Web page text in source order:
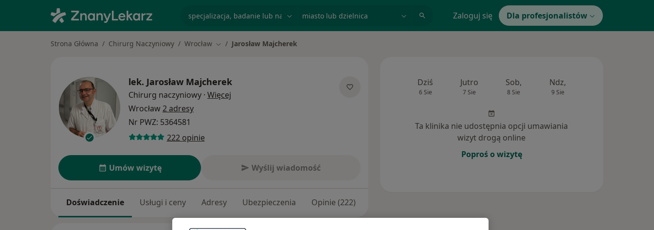
Zaloguj się Dla profesjonalistów
Strona Główna Chirurg Naczyniowy Wrocław Zmień miasto
Jarosław Majcherek
lek. Jarosław Majcherek
Chirurg naczyniowy · Więcej
Wrocław2 adresy
Nr PWZ: 5364581
222 opinie
Umów wizytę Wyślij wiadomość
Doświadczenie Usługi i ceny Adresy Ubezpieczenia Opinie (222)
Dziś
6 Sie
Jutro
7 Sie
Sob,
8 Sie
Ndz,
9 Sie
Ta klinika nie udostępnia opcji umawiania
wizyt drogą online
Poproś o wizytę